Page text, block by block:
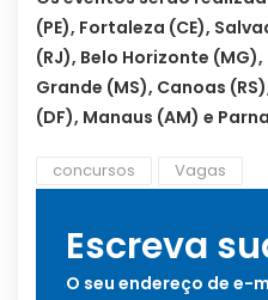
(PE), Fortaleza (CE),
(RJ), Belo Horizonte
Grande (MS), Canoas
(DF), Manaus (AM) e
concursos Vagas
Escreva
O seu endereço de e-